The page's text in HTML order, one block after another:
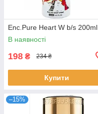
Enc.Pure Heart W b/s 200ml
В наявності
198 ₴ 234 ₴
Купити
–15%